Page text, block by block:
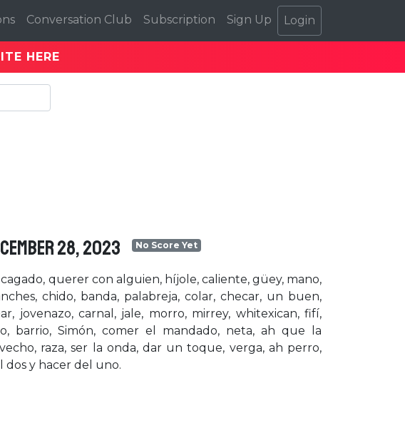
Conversation Club Subscription Sign Up Login
HERE
28, 2023 No Score Yet
querer con alguien, híjole, caliente, güey, mano,
chido, banda, palabreja, colar, checar, un buen,
jovenazo, carnal, jale, morro, mirrey, whitexican, fifí,
barrio, Simón, comer el mandado, neta, ah que la
raza, ser la onda, dar un toque, verga, ah perro,
dos y hacer del uno.